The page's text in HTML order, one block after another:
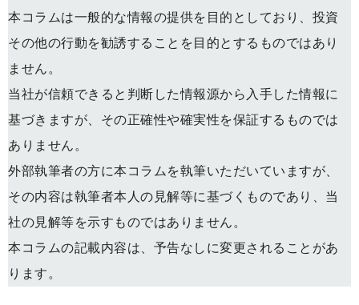
本コラムは一般的な情報の提供を目的としており、投資
その他の行動を勧誘することを目的とするものではあり
ません。
当社が信頼できると判断した情報源から入手した情報に
基づきますが、その正確性や確実性を保証するものでは
ありません。
外部執筆者の方に本コラムを執筆いただいていますが、
その内容は執筆者本人の見解等に基づくものであり、当
社の見解等を示すものではありません。
本コラムの記載内容は、予告なしに変更されることがあ
ります。